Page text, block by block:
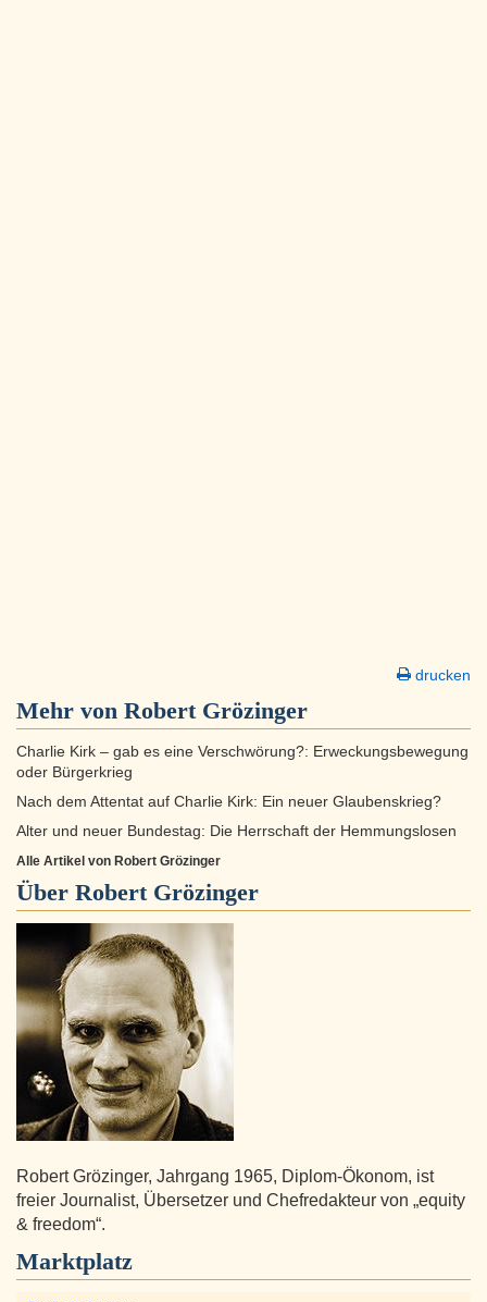
drucken
Mehr von Robert Grözinger
Charlie Kirk – gab es eine Verschwörung?: Erweckungsbewegung
oder Bürgerkrieg
Nach dem Attentat auf Charlie Kirk: Ein neuer Glaubenskrieg?
Alter und neuer Bundestag: Die Herrschaft der Hemmungslosen
Alle Artikel von Robert Grözinger
Über Robert Grözinger
Robert Grözinger, Jahrgang 1965, Diplom-Ökonom, ist
freier Journalist, Übersetzer und Chefredakteur von „equity
& freedom“.
Marktplatz